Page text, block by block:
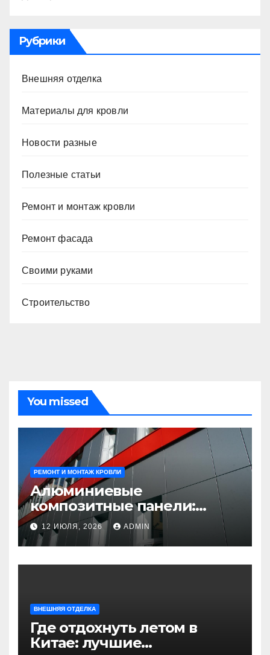
Рубрики
Внешняя отделка
Материалы для кровли
Новости разные
Полезные статьи
Ремонт и монтаж кровли
Ремонт фасада
Своими руками
Строительство
You missed
РЕМОНТ И МОНТАЖ КРОВЛИ
Алюминиевые
композитные панели:
универсальное решение
для современного
строительства и дизайна
12 ИЮЛЯ, 2026 ADMIN
ВНЕШНЯЯ ОТДЕЛКА
Где отдохнуть летом в
Китае: лучшие